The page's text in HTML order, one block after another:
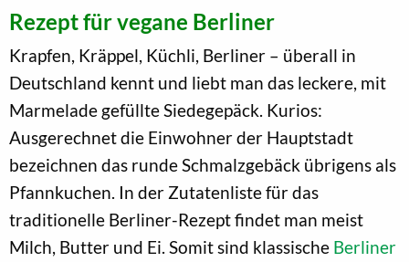
Rezept für vegane Berliner
Krapfen, Kräppel, Küchli, Berliner – überall in
Deutschland kennt und liebt man das leckere, mit
Marmelade gefüllte Siedegepäck. Kurios:
Ausgerechnet die Einwohner der Hauptstadt
bezeichnen das runde Schmalzgebäck übrigens als
Pfannkuchen. In der Zutatenliste für das
traditionelle Berliner-Rezept findet man meist
Milch, Butter und Ei. Somit sind klassische Berliner